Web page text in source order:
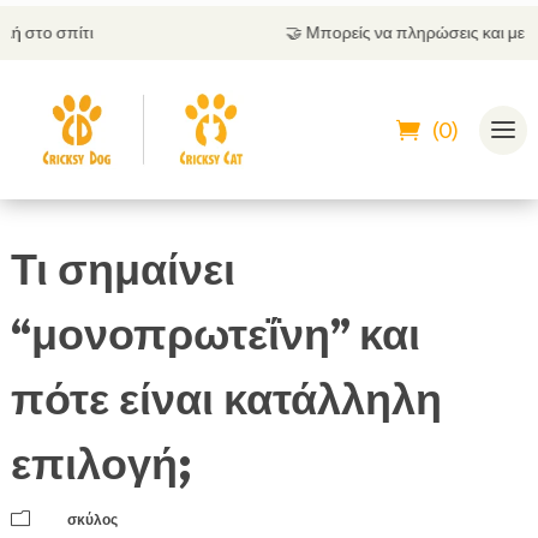
Μπορείς να πληρώσεις και με αντικαταβολή
(0)
Τι σημαίνει
“μονοπρωτεΐνη” και
πότε είναι κατάλληλη
επιλογή;
m
σκύλος